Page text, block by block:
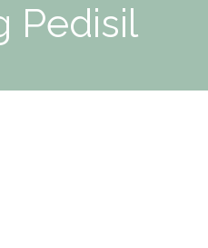
Pedisil